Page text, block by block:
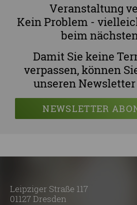
Veranstaltung
Kein Problem -
beim
Damit Sie keine
verpassen, können
unseren
NEWSLETTER
Leipziger Straße 117
01127 Dresden